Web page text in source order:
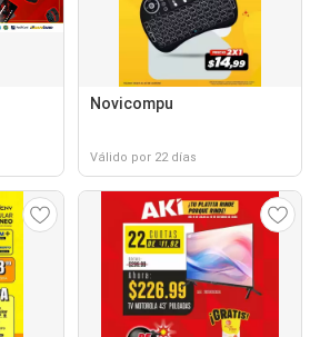
Novicompu
Válido por 22 días